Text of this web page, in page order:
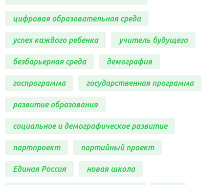
цифровая образовательная среда
успех каждого ребенка учитель будущего
безбарьерная среда демография
госпрограмма государственная программа
развитие образования
социальное и демографическое развитие
партпроект партийный проект
Единая Россия новая школа